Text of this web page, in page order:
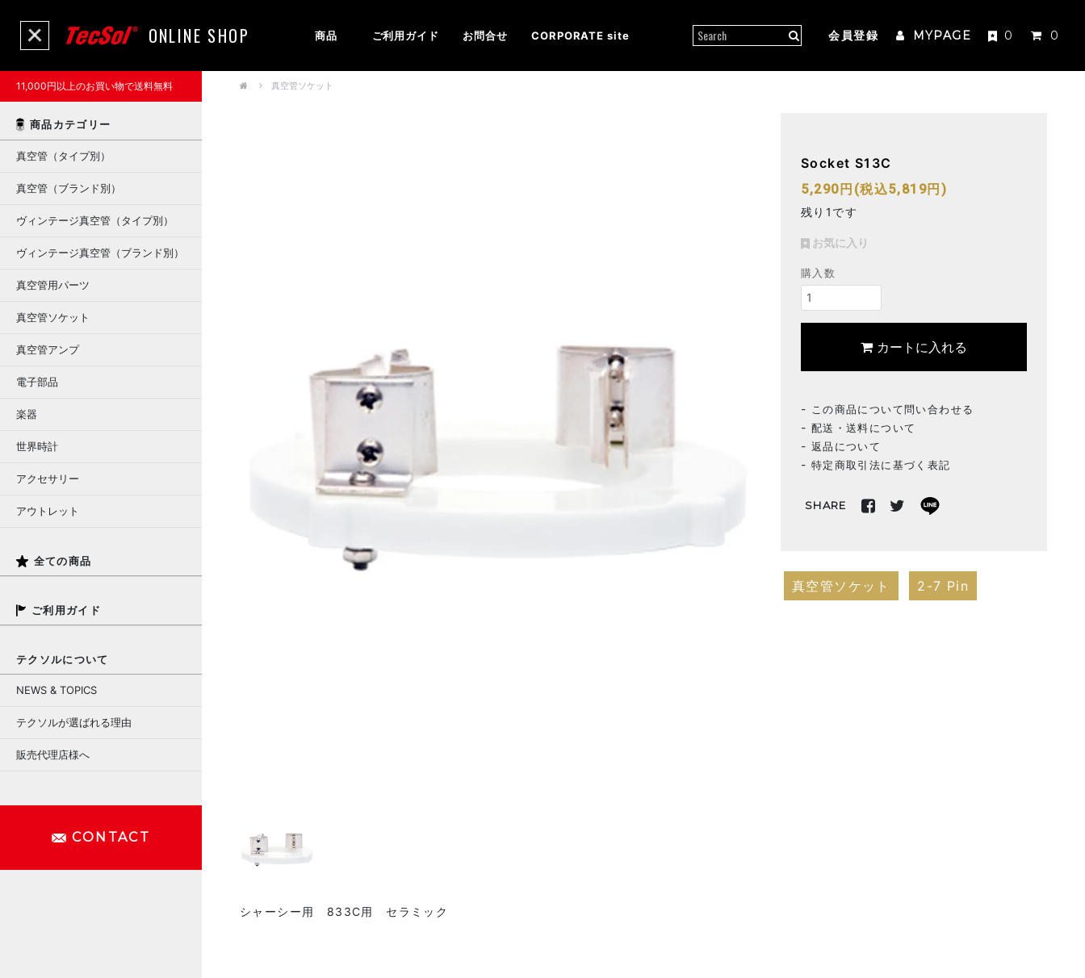
ONLINE SHOP 商品 ご利用ガイド お問合せ CORPORATE site 会員登録 MYPAGE 0 0
11,000円以上のお買い物で送料無料
商品カテゴリー
真空管（タイプ別）
真空管（ブランド別）
ヴィンテージ真空管（タイプ別）
ヴィンテージ真空管（ブランド別）
真空管用パーツ
真空管ソケット
真空管アンプ
電子部品
楽器
世界時計
アクセサリー
アウトレット
全ての商品
ご利用ガイド
テクソルについて
NEWS & TOPICS
テクソルが選ばれる理由
販売代理店様へ
CONTACT
真空管ソケット
シャーシー用 833C用 セラミック
Socket S13C
5,290円(税込5,819円)
残り1です
お気に入り
購入数
カートに入れる
この商品について問い合わせる
配送・送料について
返品について
特定商取引法に基づく表記
SHARE
真空管ソケット 2-7 Pin